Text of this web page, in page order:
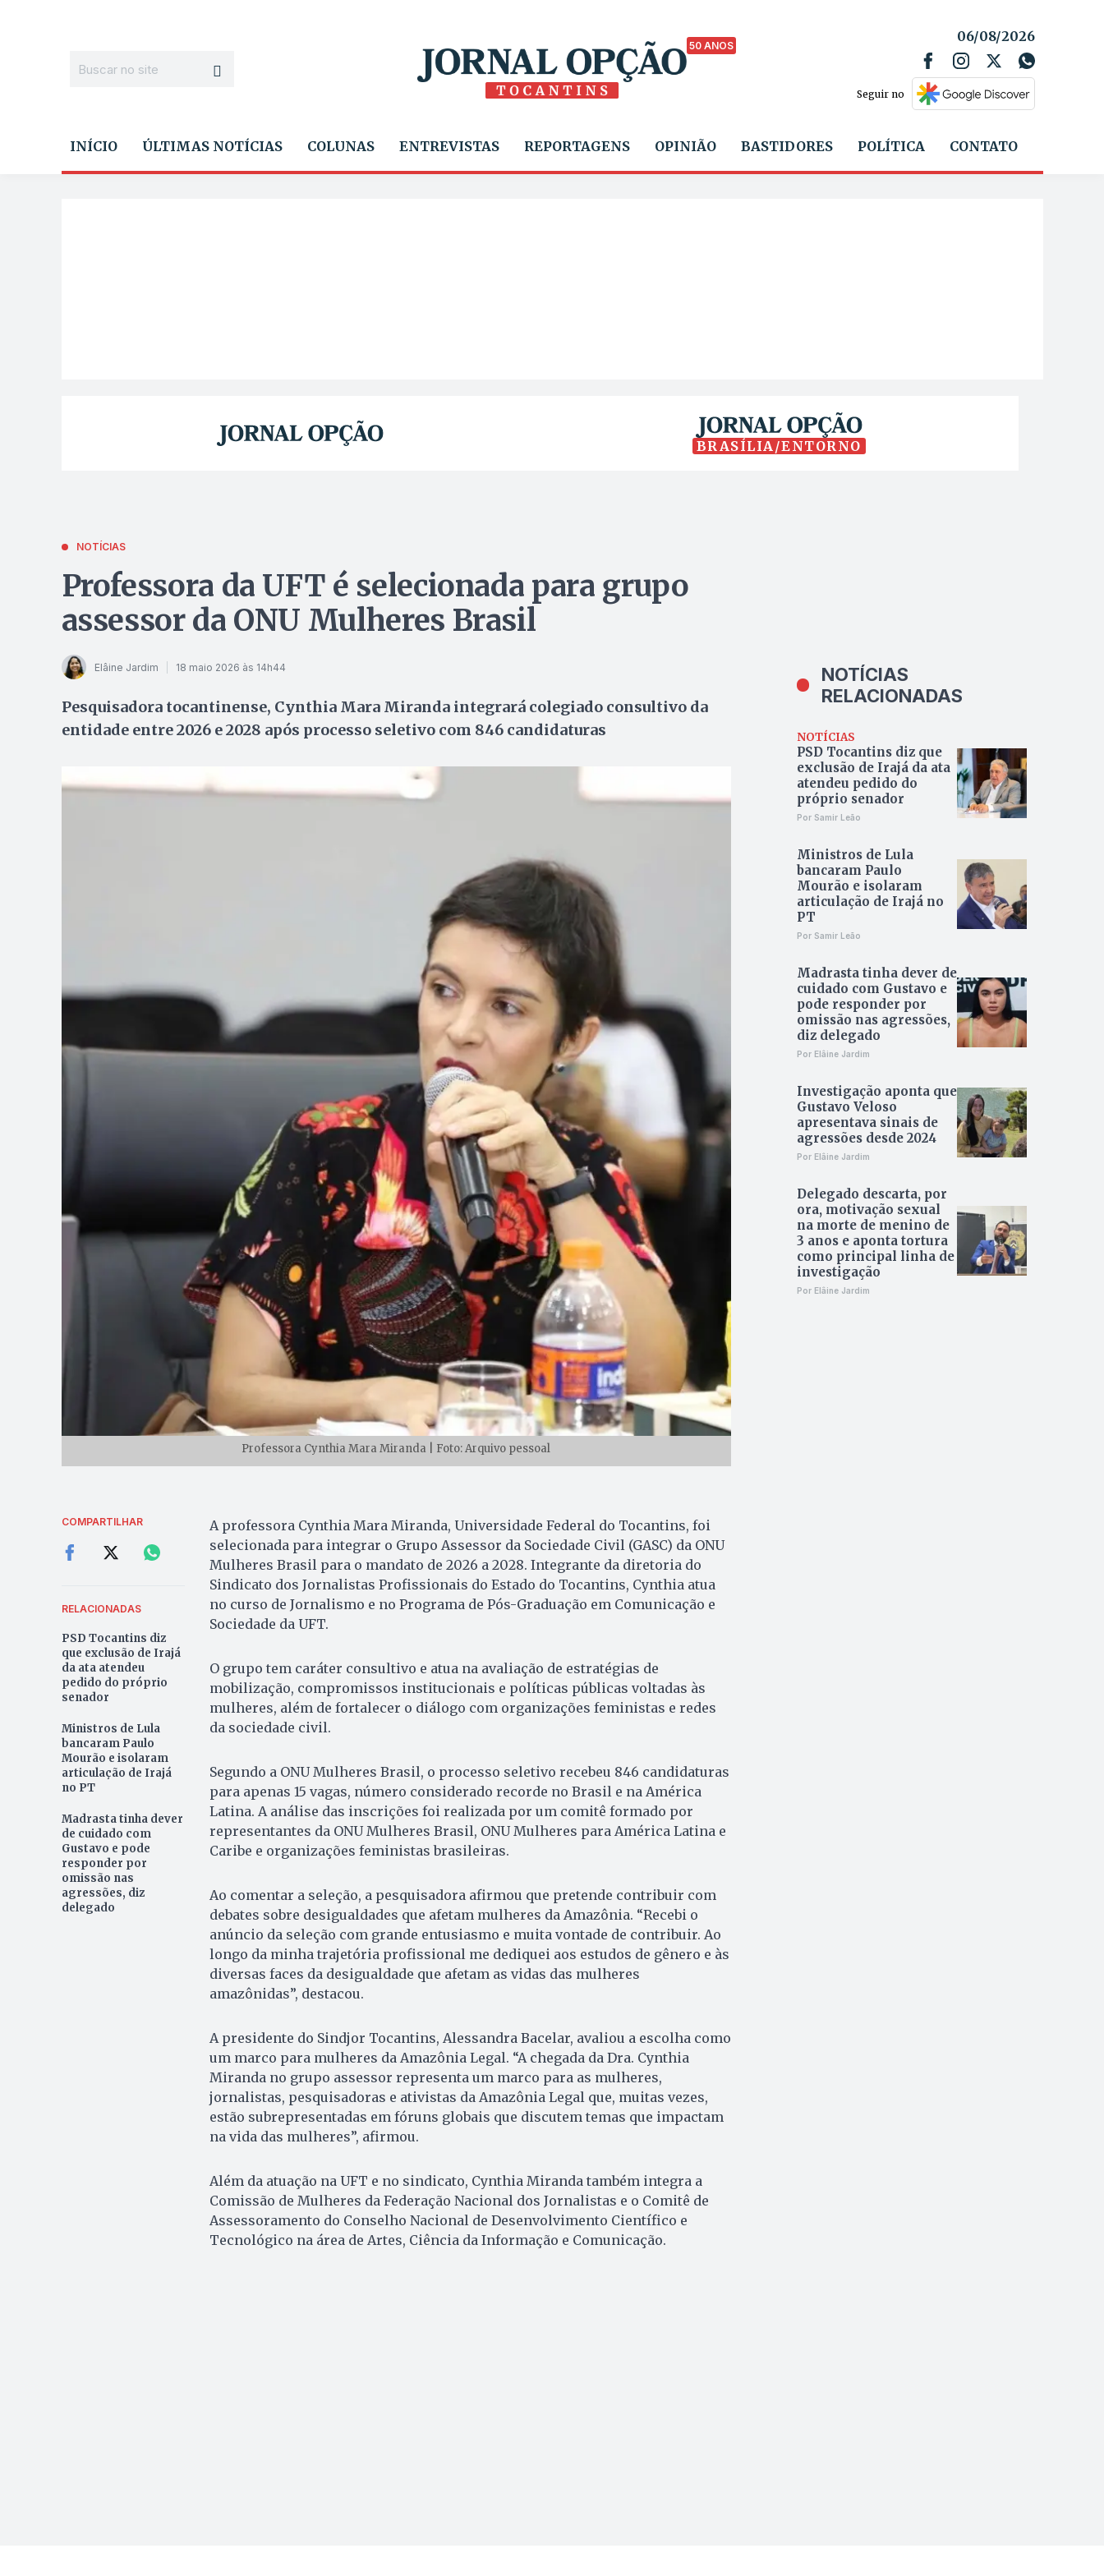
50 ANOS
06/08/2026
Seguir no
INÍCIO ÚLTIMAS NOTÍCIAS COLUNAS ENTREVISTAS REPORTAGENS OPINIÃO BASTIDORES POLÍTICA CONTATO
BRASÍLIA/ENTORNO
NOTÍCIAS
Professora da UFT é selecionada para grupo
assessor da ONU Mulheres Brasil
Elâine Jardim 18 maio 2026 às 14h44
Pesquisadora tocantinense, Cynthia Mara Miranda integrará colegiado consultivo da
entidade entre 2026 e 2028 após processo seletivo com 846 candidaturas
Professora Cynthia Mara Miranda | Foto: Arquivo pessoal
COMPARTILHAR
RELACIONADAS
PSD Tocantins diz
que exclusão de Irajá
da ata atendeu
pedido do próprio
senador
Ministros de Lula
bancaram Paulo
Mourão e isolaram
articulação de Irajá
no PT
Madrasta tinha dever
de cuidado com
Gustavo e pode
responder por
omissão nas
agressões, diz
delegado
A professora Cynthia Mara Miranda, Universidade Federal do Tocantins, foi
selecionada para integrar o Grupo Assessor da Sociedade Civil (GASC) da ONU
Mulheres Brasil para o mandato de 2026 a 2028. Integrante da diretoria do
Sindicato dos Jornalistas Profissionais do Estado do Tocantins, Cynthia atua
no curso de Jornalismo e no Programa de Pós-Graduação em Comunicação e
Sociedade da UFT.
O grupo tem caráter consultivo e atua na avaliação de estratégias de
mobilização, compromissos institucionais e políticas públicas voltadas às
mulheres, além de fortalecer o diálogo com organizações feministas e redes
da sociedade civil.
Segundo a ONU Mulheres Brasil, o processo seletivo recebeu 846 candidaturas
para apenas 15 vagas, número considerado recorde no Brasil e na América
Latina. A análise das inscrições foi realizada por um comitê formado por
representantes da ONU Mulheres Brasil, ONU Mulheres para América Latina e
Caribe e organizações feministas brasileiras.
Ao comentar a seleção, a pesquisadora afirmou que pretende contribuir com
debates sobre desigualdades que afetam mulheres da Amazônia. “Recebi o
anúncio da seleção com grande entusiasmo e muita vontade de contribuir. Ao
longo da minha trajetória profissional me dediquei aos estudos de gênero e às
diversas faces da desigualdade que afetam as vidas das mulheres
amazônidas”, destacou.
A presidente do Sindjor Tocantins, Alessandra Bacelar, avaliou a escolha como
um marco para mulheres da Amazônia Legal. “A chegada da Dra. Cynthia
Miranda no grupo assessor representa um marco para as mulheres,
jornalistas, pesquisadoras e ativistas da Amazônia Legal que, muitas vezes,
estão subrepresentadas em fóruns globais que discutem temas que impactam
na vida das mulheres”, afirmou.
Além da atuação na UFT e no sindicato, Cynthia Miranda também integra a
Comissão de Mulheres da Federação Nacional dos Jornalistas e o Comitê de
Assessoramento do Conselho Nacional de Desenvolvimento Científico e
Tecnológico na área de Artes, Ciência da Informação e Comunicação.
NOTÍCIAS
RELACIONADAS
NOTÍCIAS
PSD Tocantins diz que
exclusão de Irajá da ata
atendeu pedido do
próprio senador
Por Samir Leão
Ministros de Lula
bancaram Paulo
Mourão e isolaram
articulação de Irajá no
PT
Por Samir Leão
Madrasta tinha dever de
cuidado com Gustavo e
pode responder por
omissão nas agressões,
diz delegado
Por Elâine Jardim
Investigação aponta que
Gustavo Veloso
apresentava sinais de
agressões desde 2024
Por Elâine Jardim
Delegado descarta, por
ora, motivação sexual
na morte de menino de
3 anos e aponta tortura
como principal linha de
investigação
Por Elâine Jardim